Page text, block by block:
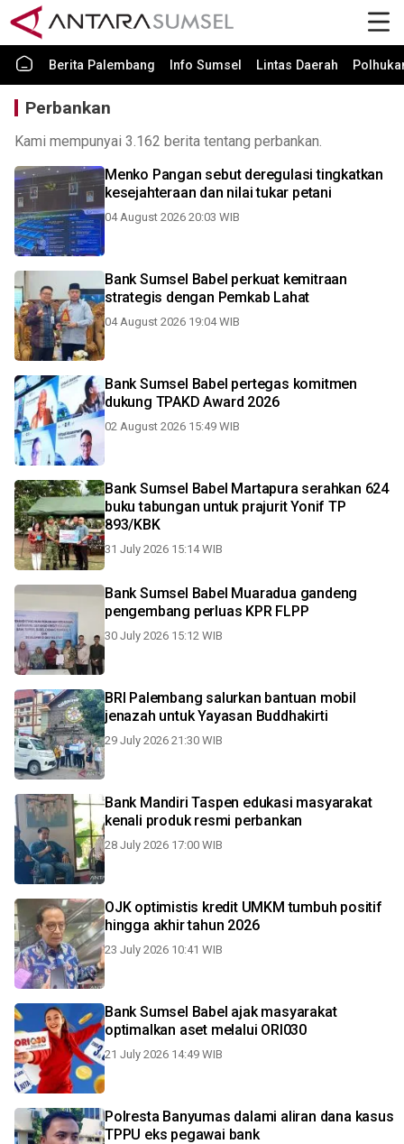
Berita Palembang Info Sumsel Lintas Daerah
Perbankan
Kami mempunyai 3.162 berita tentang perbankan.
Menko Pangan sebut deregulasi tingkatkan
kesejahteraan dan nilai tukar petani
04 August 2026 20:03 WIB
Bank Sumsel Babel perkuat kemitraan
strategis dengan Pemkab Lahat
04 August 2026 19:04 WIB
Bank Sumsel Babel pertegas komitmen
dukung TPAKD Award 2026
02 August 2026 15:49 WIB
Bank Sumsel Babel Martapura serahkan 624
buku tabungan untuk prajurit Yonif TP
893/KBK
31 July 2026 15:14 WIB
Bank Sumsel Babel Muaradua gandeng
pengembang perluas KPR FLPP
30 July 2026 15:12 WIB
BRI Palembang salurkan bantuan mobil
jenazah untuk Yayasan Buddhakirti
29 July 2026 21:30 WIB
Bank Mandiri Taspen edukasi masyarakat
kenali produk resmi perbankan
28 July 2026 17:00 WIB
OJK optimistis kredit UMKM tumbuh positif
hingga akhir tahun 2026
23 July 2026 10:41 WIB
Bank Sumsel Babel ajak masyarakat
optimalkan aset melalui ORI030
21 July 2026 14:49 WIB
Polresta Banyumas dalami aliran dana kasus
TPPU eks pegawai bank